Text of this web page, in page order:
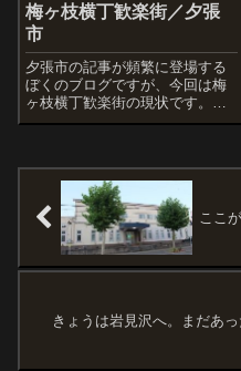
梅ヶ枝横丁歓楽街／夕張
市
夕張市の記事が頻繁に登場する
ぼくのブログですが、今回は梅
ヶ枝横丁歓楽街の現状です。撮
影は2020年7月、場所は以下の
の一角のレポートに相当しま
す。この写真の一番左端に大き
な道路...
ここ
きょうは岩見沢へ。まだあっ